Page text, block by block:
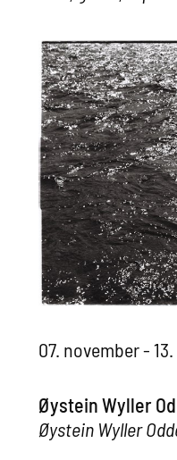
07. november -
Øystein Wyller
Øystein Wyller